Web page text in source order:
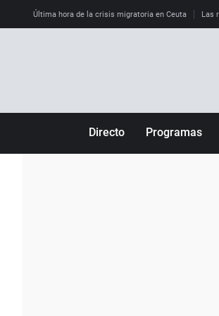
Última hora de la crisis migratoria en Ceuta Las
Directo Programas